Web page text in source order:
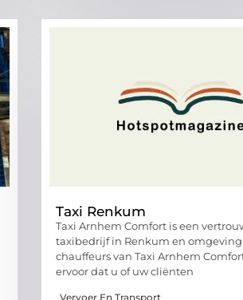
Taxi Renkum
Taxi Arnhem Comfort is een
taxibedrijf in Renkum en
chauffeurs van Taxi Arnhem
ervoor dat u of uw cliënten
Vervoer En Transport